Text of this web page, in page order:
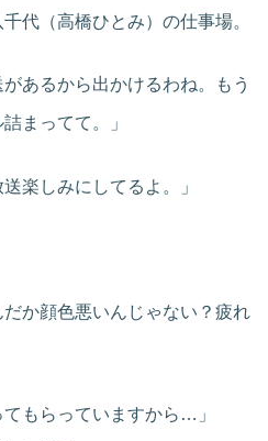
代（高橋ひとみ）の仕事場。
あるから出かけるわね。もう
まってて。」
楽しみにしてるよ。」
か顔色悪いんじゃない？疲れ
てもらっていますから…」